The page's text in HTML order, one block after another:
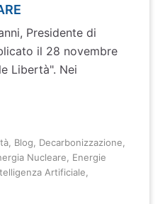
Presidente di
il 28 novembre
Libertà". Nei
Blog Decarbonizzazione
Nucleare
Energie
Artificiale